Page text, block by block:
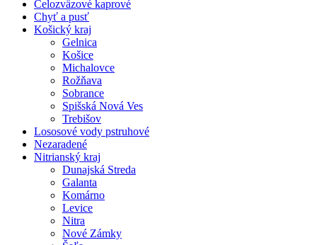
Celozväzové kaprové
Chyť a pusť
Košický kraj
Gelnica
Košice
Michalovce
Rožňava
Sobrance
Spišská Nová Ves
Trebišov
Lososové vody pstruhové
Nezaradené
Nitrianský kraj
Dunajská Streda
Galanta
Komárno
Levice
Nitra
Nové Zámky